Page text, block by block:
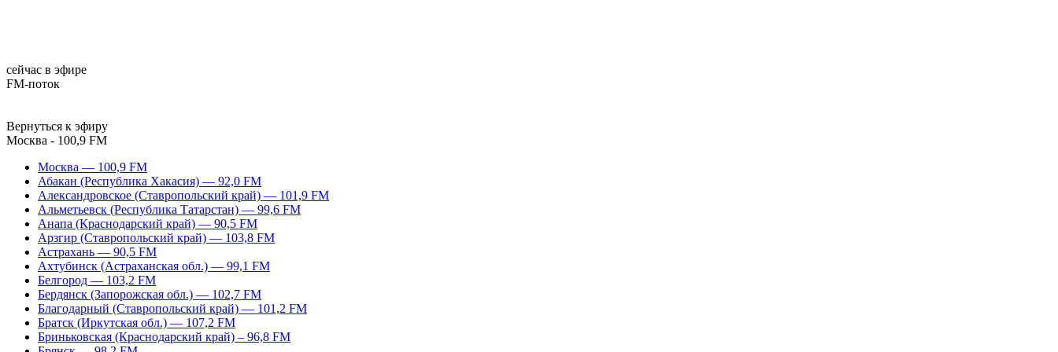
сейчас в эфире
FM-поток
Вернуться к эфиру
Москва - 100,9 FM
Москва — 100,9 FM
Абакан (Республика Хакасия) — 92,0 FM
Александровское (Ставропольский край) — 101,9 FM
Альметьевск (Республика Татарстан) — 99,6 FM
Анапа (Краснодарский край) — 90,5 FM
Арзгир (Ставропольский край) — 103,8 FM
Астрахань — 90,5 FM
Ахтубинск (Астраханская обл.) — 99,1 FM
Белгород — 103,2 FM
Бердянск (Запорожская обл.) — 102,7 FM
Благодарный (Ставропольский край) — 101,2 FM
Братск (Иркутская обл.) — 107,2 FM
Бриньковская (Краснодарский край) – 96,8 FM